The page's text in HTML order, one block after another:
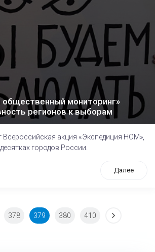
мониторинг»
регионов к выборам
Всероссийская акция «Экспедиция НОМ»,
городов России.
Далее
378 379 380 410